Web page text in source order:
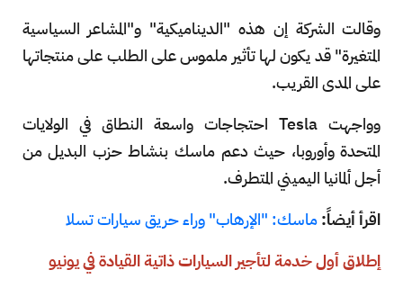
وقالت الشركة إن هذه "الديناميكية" و"المشاعر السياسية
المتغيرة" قد يكون لها تأثير ملموس على الطلب على منتجاتها
على المدى القريب.
وواجهت Tesla احتجاجات واسعة النطاق في الولايات
المتحدة وأوروبا، حيث دعم ماسك بنشاط حزب البديل من
أجل ألمانيا اليميني المتطرف.
اقرأ أيضاً:ماسك: "الإرهاب" وراء حريق سيارات تسلا
إطلاق أول خدمة لتأجير السيارات ذاتية القيادة في يونيو